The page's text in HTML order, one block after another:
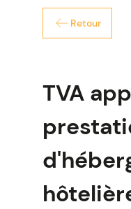
Retour
TVA